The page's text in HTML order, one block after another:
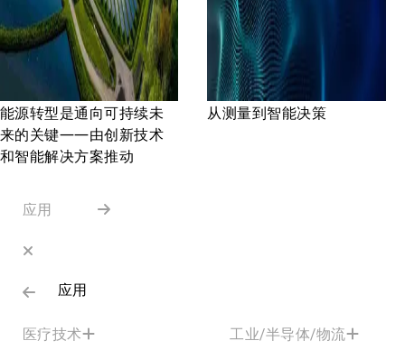
能源转型是通向可持续未
来的关键——由创新技术
和智能解决方案推动
从测量到智能决策
应用
应用
医疗技术 工业/半导体/物流